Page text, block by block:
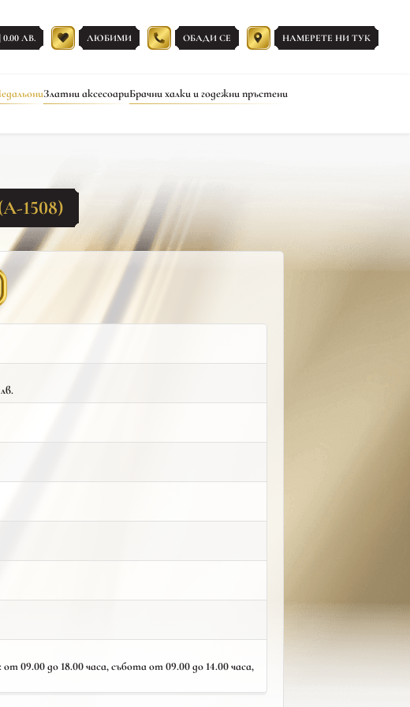
0.00 ЛВ. ЛЮБИМИ ОБАДИ СЕ НАМЕРЕТЕ НИ ТУК
Златни аксесоариБрачни халки и годежни пръстени
1508)
09.00 до 18.00 часа, събота от 09.00 до 14.00 часа,